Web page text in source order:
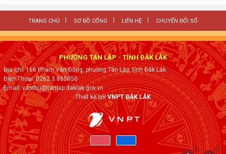
TRANG CHỦ SƠ ĐỒ CỔNG LIÊN HỆ CHUYỂN ĐỔI SỐ
PHƯỜNG TÂN LẬP - TỈNH ĐẮK LẮK
Địa chỉ: 166 Phạm Văn Đồng, phường Tân Lập, tỉnh Đắk Lắk
Điện Thoại: 0262.3.865050
Email: vanthu@tanlap.daklak.gov.vn
Thiết kế bởiVNPT ĐẮK LẮK